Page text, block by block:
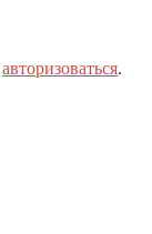
авторизоваться.